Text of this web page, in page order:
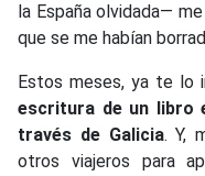
la España olvidada—
que se me habían
Estos meses, ya te lo
escritura de un libro
través de Galicia. Y,
otros viajeros para